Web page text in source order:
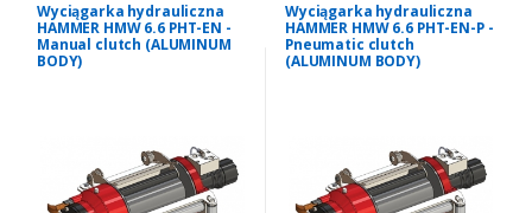
Wyciągarka hydrauliczna
HAMMER HMW 6.6 PHT-EN -
Manual clutch (ALUMINUM
BODY)
Wyciągarka hydrauliczna
HAMMER HMW 6.6 PHT-EN-P -
Pneumatic clutch
(ALUMINUM BODY)